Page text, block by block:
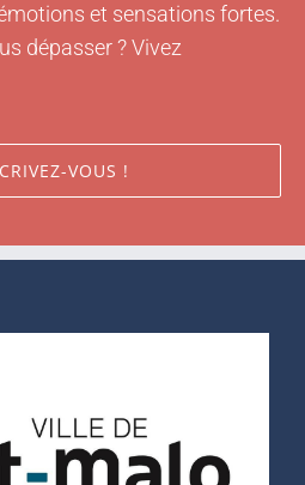
et sensations fortes.
dépasser ? Vivez
VOUS !